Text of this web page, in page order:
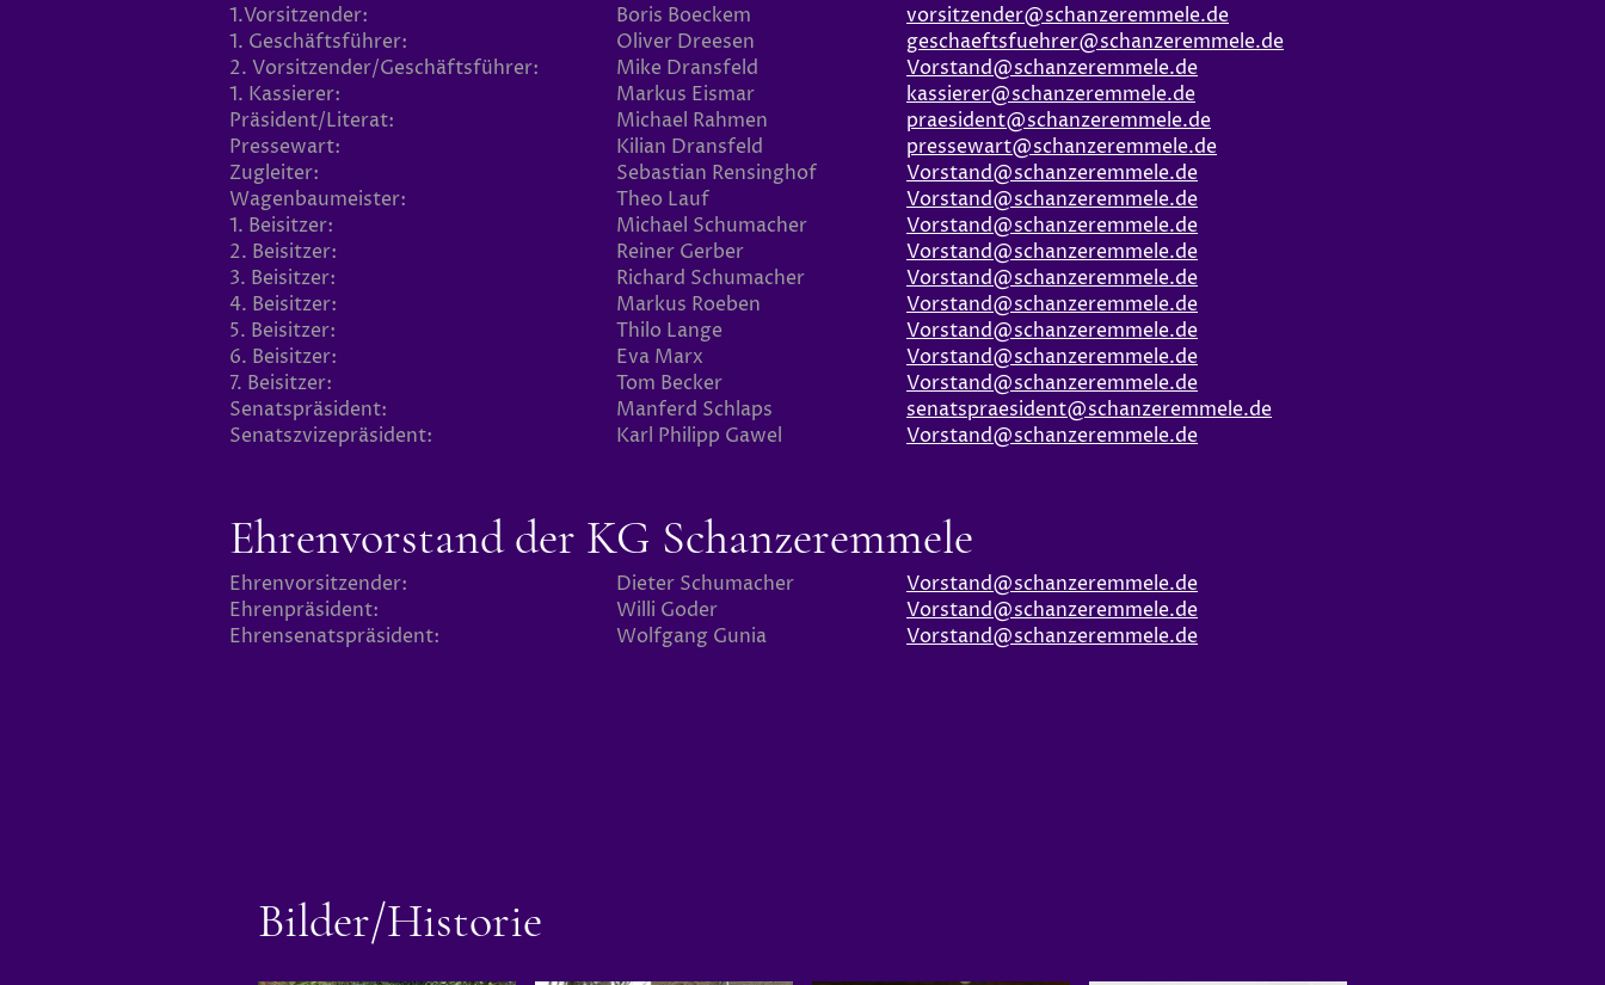
1.Vorsitzender:
1. Geschäftsführer:
2. Vorsitzender/Geschäftsführer:
1. Kassierer:
Präsident/Literat:
Pressewart:
Zugleiter:
Wagenbaumeister:
1. Beisitzer:
2. Beisitzer:
3. Beisitzer:
4. Beisitzer:
5. Beisitzer:
6. Beisitzer:
7. Beisitzer:
Senatspräsident:
Senatszvizepräsident:
Boris Boeckem
Oliver Dreesen
Mike Dransfeld
Markus Eismar
Michael Rahmen
Kilian Dransfeld
Sebastian Rensinghof
Theo Lauf
Michael Schumacher
Reiner Gerber
Richard Schumacher
Markus Roeben
Thilo Lange
Eva Marx
Tom Becker
Manferd Schlaps
Karl Philipp Gawel
vorsitzender@schanzeremmele.de
geschaeftsfuehrer@schanzeremmele.de
Vorstand@schanzeremmele.de
kassierer@schanzeremmele.de
praesident@schanzeremmele.de
pressewart@schanzeremmele.de
Vorstand@schanzeremmele.de
Vorstand@schanzeremmele.de
Vorstand@schanzeremmele.de
Vorstand@schanzeremmele.de
Vorstand@schanzeremmele.de
Vorstand@schanzeremmele.de
Vorstand@schanzeremmele.de
Vorstand@schanzeremmele.de
Vorstand@schanzeremmele.de
senatspraesident@schanzeremmele.de
Vorstand@schanzeremmele.de
Ehrenvorstand der KG Schanzeremmele
Ehrenvorsitzender:
Ehrenpräsident:
Ehrensenatspräsident:
Dieter Schumacher
Willi Goder
Wolfgang Gunia
Vorstand@schanzeremmele.de
Vorstand@schanzeremmele.de
Vorstand@schanzeremmele.de
Bilder/Historie